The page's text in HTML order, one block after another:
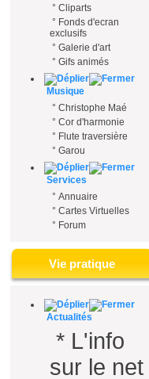
° Cliparts
° Fonds d'ecran
exclusifs
° Galerie d'art
° Gifs animés
Musique
° Christophe Maé
° Cor d'harmonie
° Flute traversière
° Garou
Services
° Annuaire
° Cartes Virtuelles
° Forum
Vie pratique
Actualités
* L'info
sur le net